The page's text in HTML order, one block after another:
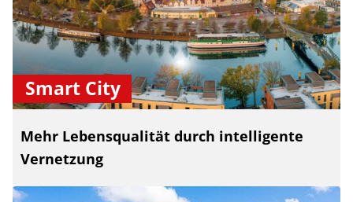
Smart City
Mehr Lebensqualität durch intelligente
Vernetzung